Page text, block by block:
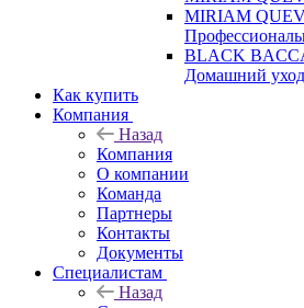
MIRIAM
BLACK
Домашний уход
Как купить
Компания
Назад
Компания
О компании
Команда
Партнеры
Контакты
Документы
Специалистам
Назад